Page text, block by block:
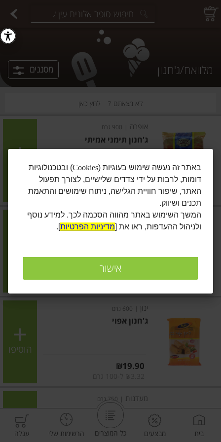
מלוואח/ג'חנון מסננים
לא מצאתם ? לחץ כאן
אופרה 900 גרם
ג'חנון תימני אמיתי
מחיר מחירון ₪16.90
₪1.88 ל-100 גרם
הוסיפו
ינון | 750 גרם
ג'חנון
₪15.90
הוסיפו
ינון 600 גרם
ג'חנון אפוי
₪19.90
הוסיפו
מעדנות 750 גרם
ג'חנון אפוי
בית מבצעים כל המוצרים הרשימות שלי עגלה
באתר זה נעשה שימוש בעוגיות (Cookies) ובטכנולוגיות
דומות, לרבות על ידי צדדים שלישיים, לצורך תפעול
האתר, שיפור חוויית הגלישה, ניתוח שימושים והתאמת
תכנים ושיווק.
המשך השימוש באתר מהווה הסכמה לכך. למידע נוסף
ולניהול ההעדפות, ראו את [מדיניות הפרטיות].
אישור